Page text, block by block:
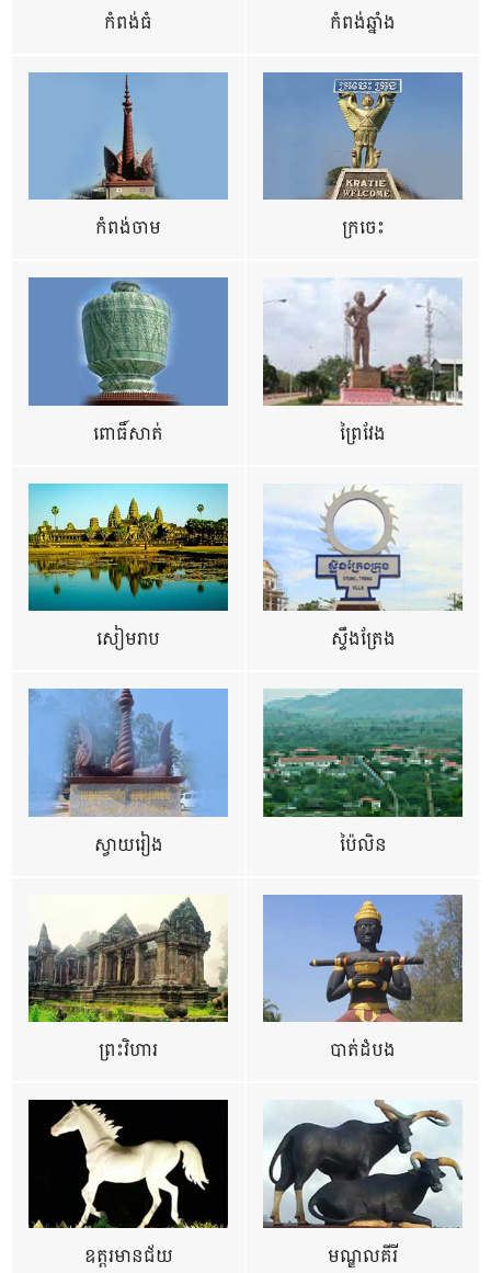
កំពង់ធំ កំពង់ឆ្នាំង
កំពង់ចាម ក្រចេះ
ពោធិ៍សាត់ ព្រៃវែង
សៀមរាប ស្ទឹងត្រែង
ស្វាយរៀង ប៉ៃលិន
ព្រះវិហារ បាត់ដំបង
ឧត្ដរមានជ័យ មណ្ឌលគីរី